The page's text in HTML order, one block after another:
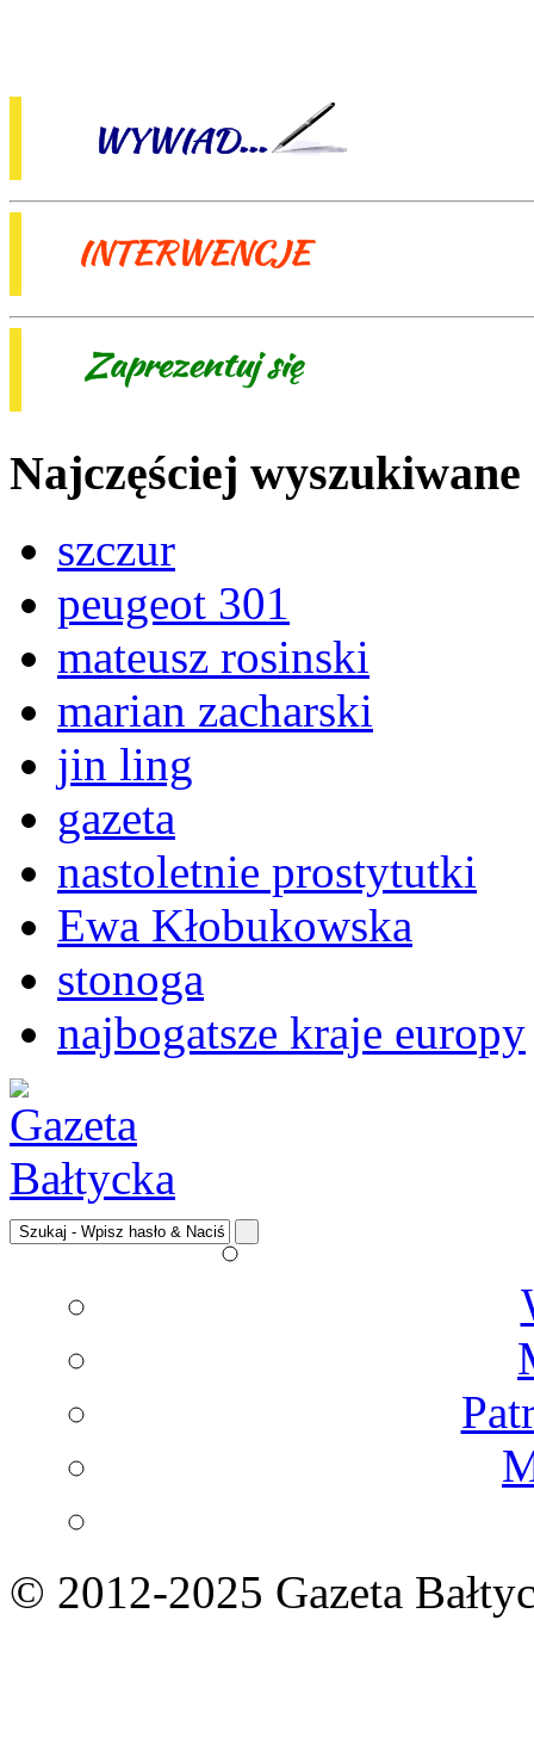
Najczęściej wyszukiwane
szczur
peugeot 301
mateusz rosinski
marian zacharski
jin ling
gazeta
nastoletnie prostytutki
Ewa Kłobukowska
stonoga
najbogatsze kraje europy
© 2012-2025 Gazeta